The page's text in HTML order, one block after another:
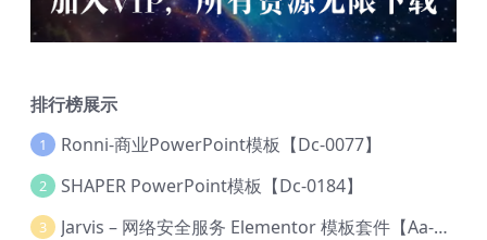
排行榜展示
1 Ronni-商业PowerPoint模板【Dc-0077】
2 SHAPER PowerPoint模板【Dc-0184】
3 Jarvis – 网络安全服务 Elementor 模板套件【Aa-0035】